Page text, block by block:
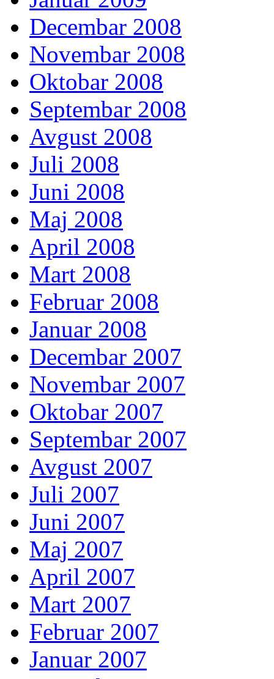
Decembar 2008
Novembar 2008
Oktobar 2008
Septembar 2008
Avgust 2008
Juli 2008
Juni 2008
Maj 2008
April 2008
Mart 2008
Februar 2008
Januar 2008
Decembar 2007
Novembar 2007
Oktobar 2007
Septembar 2007
Avgust 2007
Juli 2007
Juni 2007
Maj 2007
April 2007
Mart 2007
Februar 2007
Januar 2007